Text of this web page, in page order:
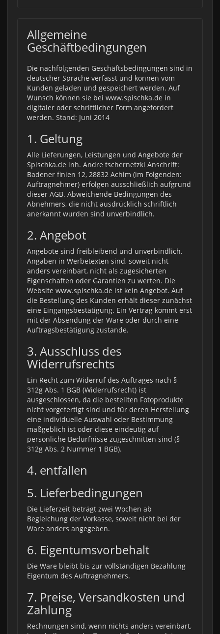
Allgemeine
Geschäftbedingungen
Die nachfolgenden Geschäftsbedingungen sind in
deutscher Sprache verfasst und können vom
Kunden geladen und gespeichert werden. Auf
Wunsch können sie bei www.spischka.de in
digitaler oder schriftlicher Form angefordert
werden. Stand: Juni 2014
1. Geltung
Alle Lieferungen, Leistungen und Angebote der
Spischka.de inh. Andre tschernetzki Anschrift:
Badener finien 12, 28832 Achim (im Folgenden:
Auftragnehmer) erfolgen ausschließlich aufgrund
dieser AGB. Abweichende Bedingungen des
Abnehmers, die nicht ausdrücklich schriftlich
anerkannt wurden sind unverbindlich.
2. Angebot
Angebote sind freibleibend und unverbindlich.
Angaben in Werbetexten sind, soweit nicht
anders vereinbart, nicht als zugesicherten
Eigenschaften oder Garantien zu werten. Die
Website www.spischka.de ist kein Angebot. Auf
die Bestellung des Kunden erhält dieser zunächst
eine Eingangsbestätigung. Ein Vertrag kommt erst
mit der Absendung der Ware oder durch eine
Auftragsbestätigung zustande.
3. Ausschluss des
Widerrufsrechts
Ein Recht zum Widerruf des Auftrages nach §
312g Abs. 1 BGB (Widerrufsrecht) ist
ausgeschlossen, da die bestellten Fotoprodukte
nicht vorgefertigt sind und für deren Herstellung
eine individuelle Auswahl oder Bestimmung
maßgeblich ist oder diese eindeutig auf
persönliche Bedürfnisse zugeschnitten sind (§
312g Abs. 2 Nummer 1 BGB).
4. entfallen
5. Lieferbedingungen
Die Lieferzeit beträgt zwei Wochen ab
Begleichung der Vorkasse, soweit nicht bei der
Ware anders angegeben.
6. Eigentumsvorbehalt
Die Ware bleibt bis zur vollständigen Bezahlung
Eigentum des Auftragnehmers.
7. Preise, Versandkosten und
Zahlung
Rechnungen sind, wenn nichts anders vereinbart,